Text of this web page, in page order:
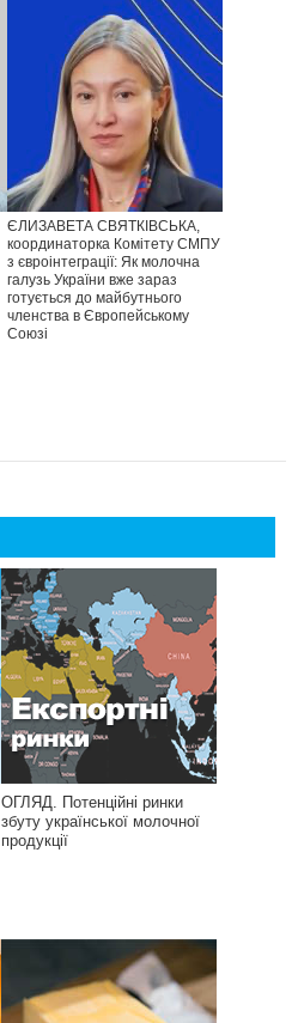
ЄЛИЗАВЕТА СВЯТКІВСЬКА,
координаторка Комітету СМПУ
з євроінтеграції: Як молочна
галузь України вже зараз
готується до майбутнього
членства в Європейському
Союзі
ОГЛЯД. Потенційні ринки
збуту української молочної
продукції